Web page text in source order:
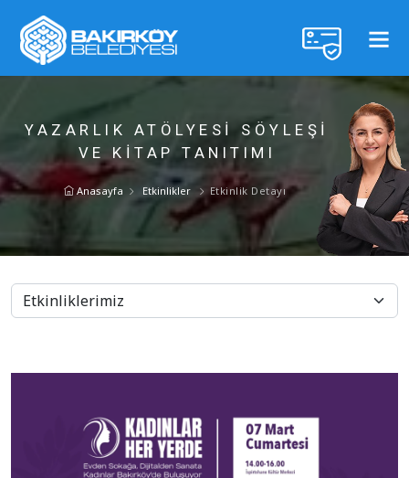
YAZARLIK ATÖLYESİ SÖYLEŞİ
VE KİTAP TANITIMI
Anasayfa Etkinlikler Etkinlik Detayı